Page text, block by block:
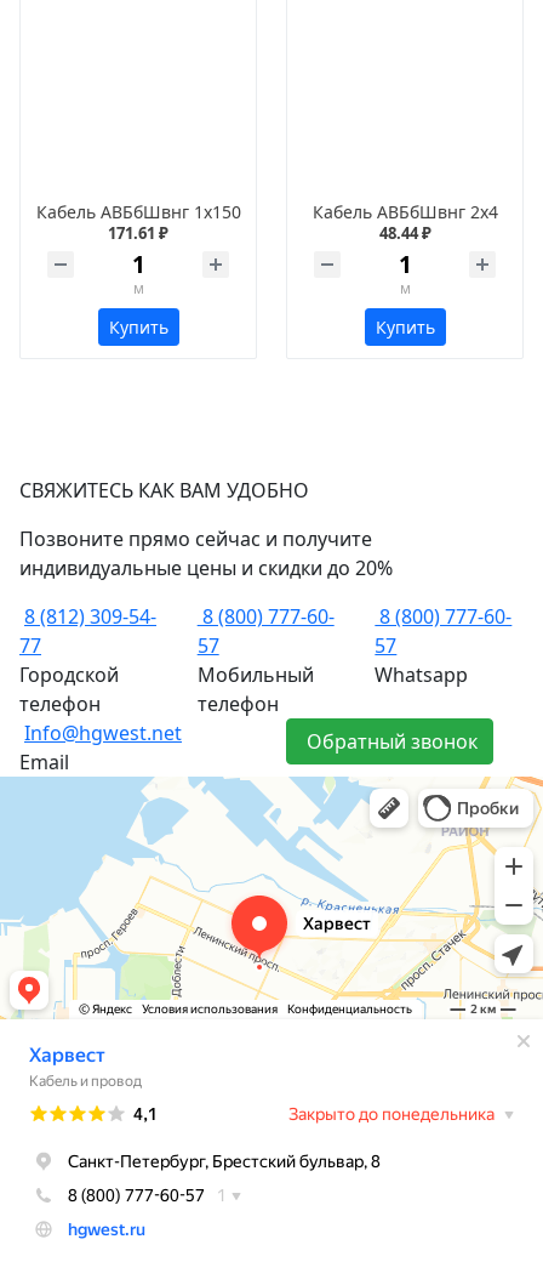
Кабель АВБбШвнг 1х150
171.61 ₽
м
Купить
Кабель АВБбШвнг 2х4
48.44 ₽
м
Купить
СВЯЖИТЕСЬ КАК ВАМ УДОБНО
Позвоните прямо сейчас и получите
индивидуальные цены и скидки до 20%
8 (812) 309-54-
77
Городской
телефон
8 (800) 777-60-
57
Мобильный
телефон
8 (800) 777-60-
57
Whatsapp
Info@hgwest.net
Email
Обратный звонок